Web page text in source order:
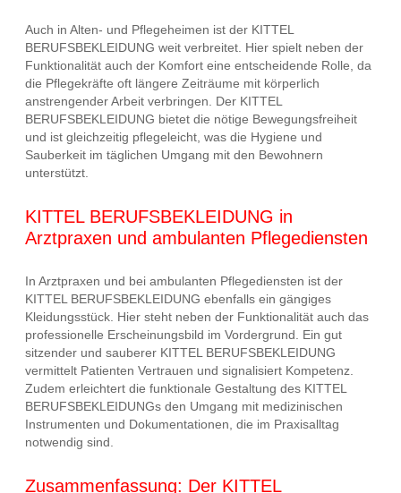
Auch in Alten- und Pflegeheimen ist der KITTEL
BERUFSBEKLEIDUNG weit verbreitet. Hier spielt neben der
Funktionalität auch der Komfort eine entscheidende Rolle, da
die Pflegekräfte oft längere Zeiträume mit körperlich
anstrengender Arbeit verbringen. Der KITTEL
BERUFSBEKLEIDUNG bietet die nötige Bewegungsfreiheit
und ist gleichzeitig pflegeleicht, was die Hygiene und
Sauberkeit im täglichen Umgang mit den Bewohnern
unterstützt.
KITTEL BERUFSBEKLEIDUNG in
Arztpraxen und ambulanten Pflegediensten
In Arztpraxen und bei ambulanten Pflegediensten ist der
KITTEL BERUFSBEKLEIDUNG ebenfalls ein gängiges
Kleidungsstück. Hier steht neben der Funktionalität auch das
professionelle Erscheinungsbild im Vordergrund. Ein gut
sitzender und sauberer KITTEL BERUFSBEKLEIDUNG
vermittelt Patienten Vertrauen und signalisiert Kompetenz.
Zudem erleichtert die funktionale Gestaltung des KITTEL
BERUFSBEKLEIDUNGs den Umgang mit medizinischen
Instrumenten und Dokumentationen, die im Praxisalltag
notwendig sind.
Zusammenfassung: Der KITTEL